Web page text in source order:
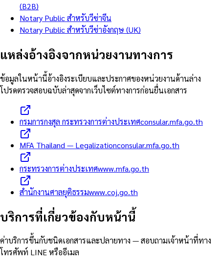
(B2B)
Notary Public สำหรับวีซ่าจีน
Notary Public สำหรับวีซ่าอังกฤษ (UK)
แหล่งอ้างอิงจากหน่วยงานทางการ
ข้อมูลในหน้านี้อ้างอิงระเบียบและประกาศของหน่วยงานด้านล่าง
โปรดตรวจสอบฉบับล่าสุดจากเว็บไซต์ทางการก่อนยื่นเอกสาร
กรมการกงสุล กระทรวงการต่างประเทศconsular.mfa.go.th
MFA Thailand — Legalizationconsular.mfa.go.th
กระทรวงการต่างประเทศwww.mfa.go.th
สำนักงานศาลยุติธรรมwww.coj.go.th
บริการที่เกี่ยวข้องกับหน้านี้
ค่าบริการขึ้นกับชนิดเอกสารและปลายทาง — สอบถามเจ้าหน้าที่ทาง
โทรศัพท์ LINE หรืออีเมล